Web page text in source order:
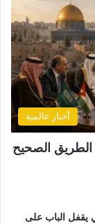
أخبار عالمية
الطريق الصحيح
الباب على